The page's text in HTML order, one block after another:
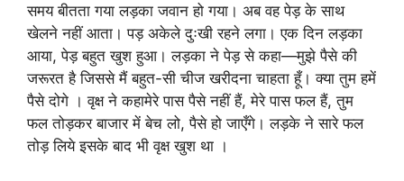
समय बीतता गया लड़का जवान हो गया। अब वह पेड़ के साथ
खेलने नहीं आता। पड़ अकेले दुःखी रहने लगा। एक दिन लड़का
आया, पेड़ बहुत खुश हुआ। लड़का ने पेड़ से कहा—मुझे पैसे की
जरूरत है जिससे मैं बहुत-सी चीज खरीदना चाहता हूँ। क्या तुम हमें
पैसे दोगे । वृक्ष ने कहामेरे पास पैसे नहीं हैं, मेरे पास फल हैं, तुम
फल तोड़कर बाजार में बेच लो, पैसे हो जाएँगे। लड़के ने सारे फल
तोड़ लिये इसके बाद भी वृक्ष खुश था ।